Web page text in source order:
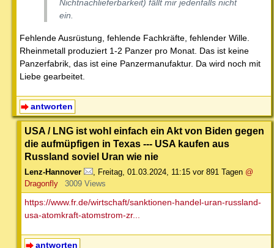
Nichtnachlieferbarkeit) fällt mir jedenfalls nicht
ein.
Fehlende Ausrüstung, fehlende Fachkräfte, fehlender Wille.
Rheinmetall produziert 1-2 Panzer pro Monat. Das ist keine
Panzerfabrik, das ist eine Panzermanufaktur. Da wird noch mit
Liebe gearbeitet.
antworten
USA / LNG ist wohl einfach ein Akt von Biden gegen
die aufmüpfigen in Texas --- USA kaufen aus
Russland soviel Uran wie nie
Lenz-Hannover Freitag, 01.03.2024, 11:15 vor 891 Tagen @
Dragonfly
3009 Views
https://www.fr.de/wirtschaft/sanktionen-handel-uran-russland-
usa-atomkraft-atomstrom-zr...
antworten